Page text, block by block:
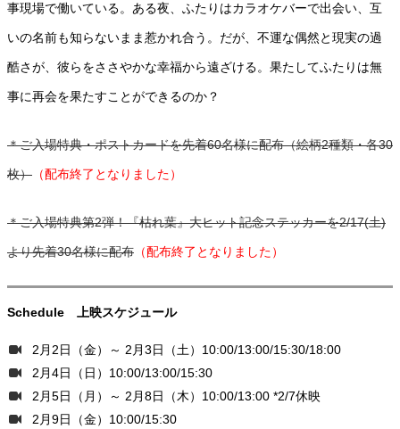
事現場で働いている。ある夜、ふたりはカラオケバーで出会い、互
いの名前も知らないまま惹かれ合う。だが、不運な偶然と現実の過
酷さが、彼らをささやかな幸福から遠ざける。果たしてふたりは無
事に再会を果たすことができるのか？
＊ご入場特典・ポストカードを先着60名様に配布（絵柄2種類・各30
枚） （配布終了となりました）
＊ご入場特典第2弾！『枯れ葉』大ヒット記念ステッカーを2/17(土)
より先着30名様に配布 （配布終了となりました）
Schedule 上映スケジュール
2月2日（金）～ 2月3日（土）10:00/13:00/15:30/18:00
2月4日（日）10:00/13:00/15:30
2月5日（月）～ 2月8日（木）10:00/13:00 *2/7休映
2月9日（金）10:00/15:30